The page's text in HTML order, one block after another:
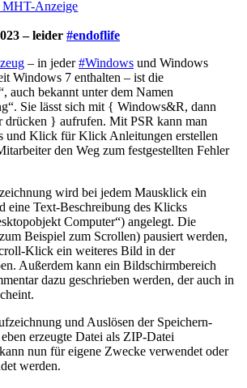
MHT-Anzeige
– leider #endoflife
– in jeder#Windows und Windows
Windows 7 enthalten – ist die
auch bekannt unter dem Namen
Sie lässt sich mit { Windows&R, dann
drücken } aufrufen. Mit PSR kann man
und Klick für Klick Anleitungen erstellen
den Weg zum festgestellten Fehler
wird bei jedem Mausklick ein
eine Text-Beschreibung des Klicks
Computer“) angelegt. Die
Beispiel zum Scrollen) pausiert werden,
Klick ein weiteres Bild in der
Außerdem kann ein Bildschirmbereich
dazu geschrieben werden, der auch in
und Auslösen der Speichern-
erzeugte Datei als ZIP-Datei
nun für eigene Zwecke verwendet oder
werden.